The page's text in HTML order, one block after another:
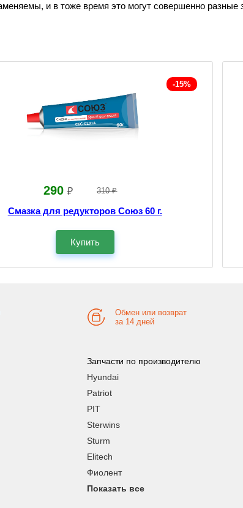
и в тоже время это могут совершенно
-15%
290 ₽ 310 ₽
Смазка для редукторов Союз 60 г.
Купить
Обмен или возврат
за 14 дней
Запчасти по производителю
Hyundai
Patriot
PIT
Sterwins
Sturm
Elitech
Фиолент
Показать все